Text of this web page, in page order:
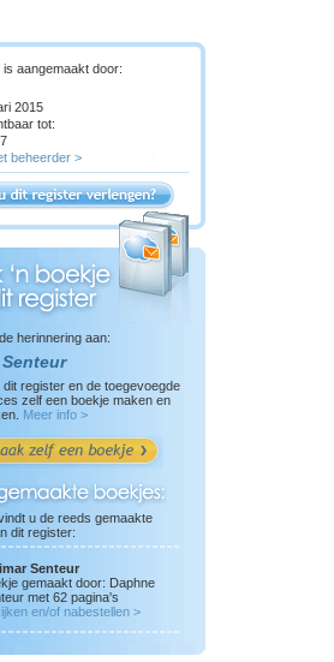
is aangemaakt door:
2015
tot:
beheerder >
herinnering aan:
register en de toegevoegde
zelf een boekje maken en
Meer info >
u de reeds gemaakte
dit register:
Senteur
gemaakt door: Daphne
met 62 pagina's
en/of nabestellen >